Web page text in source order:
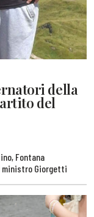
della
del
Fontana
ministro Giorgetti